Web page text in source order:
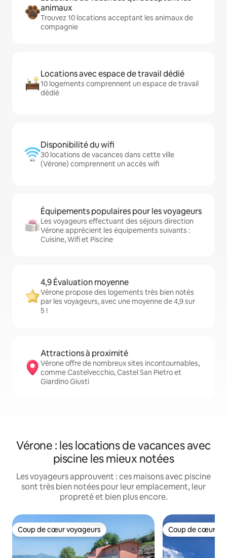
animaux
Trouvez 10 locations acceptant les animaux de
compagnie
Locations avec espace de travail dédié
10 logements comprennent un espace de travail
dédié
Disponibilité du wifi
30 locations de vacances dans cette ville
(Vérone) comprennent un accès wifi
Équipements populaires pour les voyageurs
Les voyageurs effectuant des séjours direction
Vérone apprécient les équipements suivants :
Cuisine, Wifi et Piscine
4,9 Évaluation moyenne
Vérone propose des logements très bien notés
par les voyageurs, avec une moyenne de 4,9 sur
5 !
Attractions à proximité
Vérone offre de nombreux sites incontournables,
comme Castelvecchio, Castel San Pietro et
Giardino Giusti
Vérone : les locations de vacances avec
piscine les mieux notées
Les voyageurs approuvent : ces maisons avec piscine
sont très bien notées pour leur emplacement, leur
propreté et bien plus encore.
Coup de cœur voyageurs
Coup de cœur voyageurs Coup de cœur
Coup de cœur